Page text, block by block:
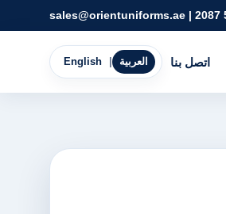
|
sales@orientuniforms.ae
اتصل بنا English العربية